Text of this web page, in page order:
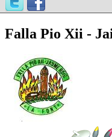
Falla Pio Xii -